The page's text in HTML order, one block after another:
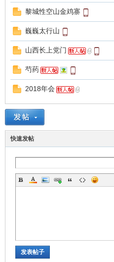
黎城性空山金鸡寨
巍巍太行山
山西长上党门
芍药
2018年会
快速发帖
发表帖子